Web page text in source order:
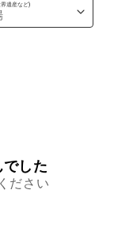
界遺産など)
した
ださい